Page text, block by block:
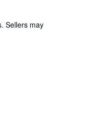
Sellers may